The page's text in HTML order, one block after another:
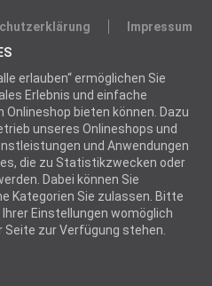
Impressum
erlauben“ ermöglichen Sie
Erlebnis und einfache
bieten können. Dazu
unseres Onlineshops und
und Anwendungen
die zu Statistikzwecken oder
Dabei können Sie
Kategorien Sie zulassen. Bitte
Einstellungen womöglich
zur Verfügung stehen.